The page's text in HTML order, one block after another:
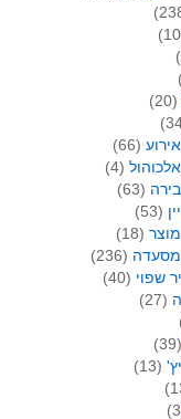
(20)
(66)
(4)
(63)
(53)
(18)
מסעדה (236)
שפוי (40)
(27)
(39)
(13)